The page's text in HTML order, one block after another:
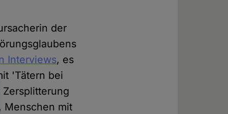
der
Interviews, es
'Tätern bei
Menschen mit